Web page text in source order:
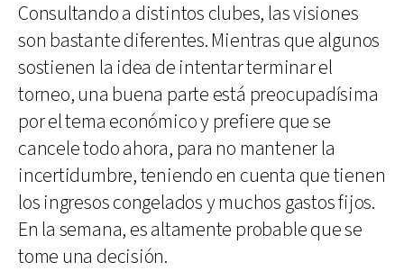
Consultando a distintos clubes, las visiones
son bastante diferentes. Mientras que algunos
sostienen la idea de intentar terminar el
torneo, una buena parte está preocupadísima
por el tema económico y prefiere que se
cancele todo ahora, para no mantener la
incertidumbre, teniendo en cuenta que tienen
los ingresos congelados y muchos gastos fijos.
En la semana, es altamente probable que se
tome una decisión.